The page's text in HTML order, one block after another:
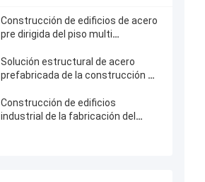
Construcción de edificios de acero
pre dirigida del piso multi
Solución estructural de acero
prefabricada de la construcción de
Construcción de edificios
industrial de la fabricación del